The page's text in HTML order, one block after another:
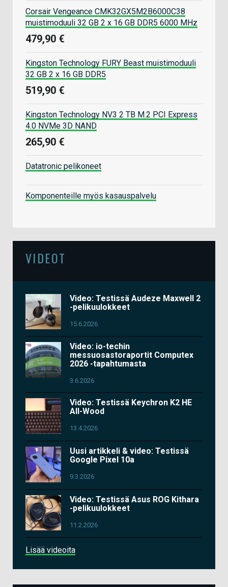
Corsair Vengeance CMK32GX5M2B6000C38
muistimoduuli 32 GB 2 x 16 GB DDR5 6000 MHz
479,90 €
Kingston Technology FURY Beast muistimoduuli
32 GB 2 x 16 GB DDR5
519,90 €
Kingston Technology NV3 2 TB M.2 PCI Express
4.0 NVMe 3D NAND
265,90 €
Datatronic pelikoneet
Komponenteille myös kasauspalvelu
VIDEOT
Video: Testissä Audeze Maxwell 2
-pelikuulokkeet
15.6.2026
Video: io-techin
messuosastoraportit Computex
2026 -tapahtumasta
3.6.2026
Video: Testissä Keychron K2 HE
All-Wood
13.4.2026
Uusi artikkeli & video: Testissä
Google Pixel 10a
9.3.2026
Video: Testissä Asus ROG Kithara
-pelikuulokkeet
11.2.2026
Lisää videoita